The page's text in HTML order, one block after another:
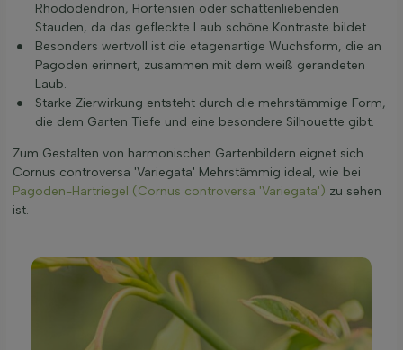
Rhododendron, Hortensien oder schattenliebenden
Stauden, da das gefleckte Laub schöne Kontraste bildet.
Besonders wertvoll ist die etagenartige Wuchsform, die an
Pagoden erinnert, zusammen mit dem weiß gerandeten
Laub.
Starke Zierwirkung entsteht durch die mehrstämmige Form,
die dem Garten Tiefe und eine besondere Silhouette gibt.
Zum Gestalten von harmonischen Gartenbildern eignet sich
Cornus controversa 'Variegata' Mehrstämmig ideal, wie bei
Pagoden-Hartriegel (Cornus controversa 'Variegata') zu sehen
ist.